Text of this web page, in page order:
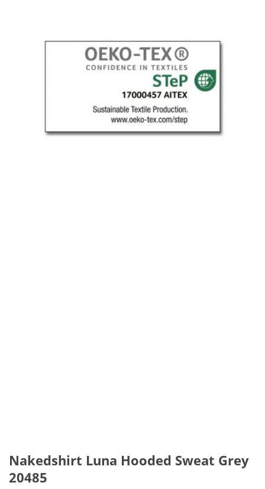
Nakedshirt Luna Hooded Sweat Grey
20485